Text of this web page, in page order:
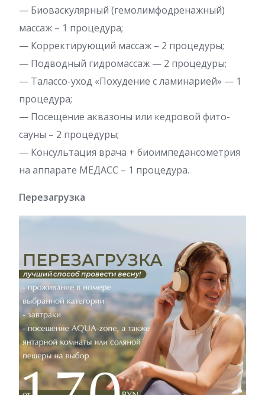
— Биоваскулярный (гемолимфодренажный)
массаж – 1 процедура;
— Корректирующий массаж – 2 процедуры;
— Подводный гидромассаж — 2 процедуры;
— Талассо-уход «Похудение с ламинарией» — 1
процедура;
— Посещение аквазоны или кедровой фито-
сауны – 2 процедуры;
— Консультация врача + биоимпедансометрия
на аппарате МЕДАСС – 1 процедура.
Перезагрузка